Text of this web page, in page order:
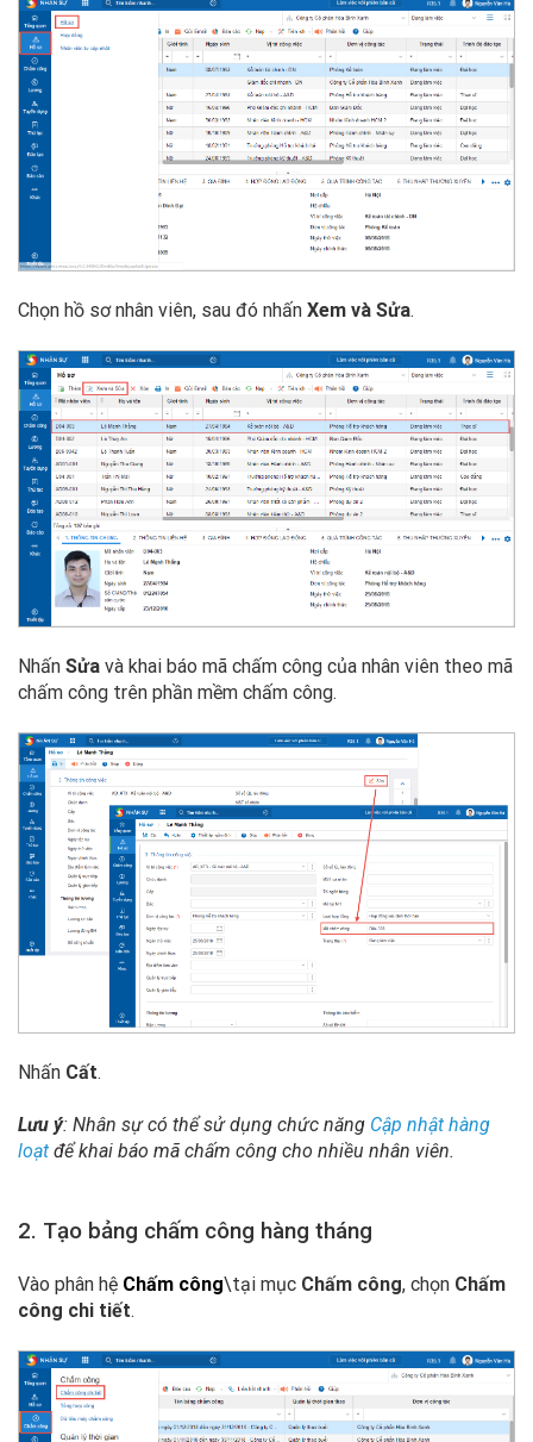
Chọn hồ sơ nhân viên, sau đó nhấn Xem và Sửa.
Nhấn Sửa và khai báo mã chấm công của nhân viên theo mã
chấm công trên phần mềm chấm công.
Nhấn Cất.
Lưu ý: Nhân sự có thể sử dụng chức năng Cập nhật hàng
loạt để khai báo mã chấm công cho nhiều nhân viên.
2. Tạo bảng chấm công hàng tháng
Vào phân hệ Chấm công\tại mục Chấm công, chọn Chấm
công chi tiết.